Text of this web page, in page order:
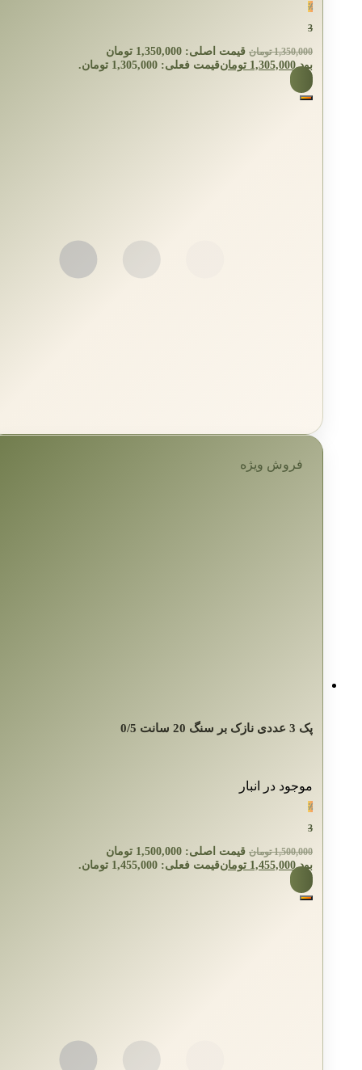
1,350,000 تومان
قیمت اصلی: 1,350,000 تومان
بود.1,305,000 تومانقیمت فعلی: 1,305,000 تومان.
فروش ویژه
پک 3 عددی نازک بر سنگ 20 سانت 0/5
موجود در انبار
1,500,000 تومان
قیمت اصلی: 1,500,000 تومان
بود.1,455,000 تومانقیمت فعلی: 1,455,000 تومان.